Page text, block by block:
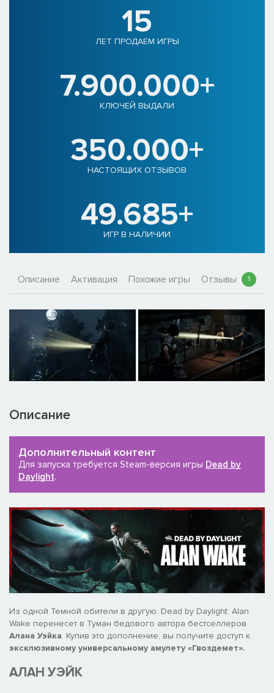
15
ЛЕТ ПРОДАЕМ ИГРЫ
7.900.000+
КЛЮЧЕЙ ВЫДАЛИ
350.000+
НАСТОЯЩИХ ОТЗЫВОВ
49.685+
ИГР В НАЛИЧИИ
Описание Активация Похожие игры Отзывы 1
Описание
Дополнительный контент
Для запуска требуется Steam-версия игры Dead by
Daylight.
Из одной Темной обители в другую. Dead by Daylight: Alan
Wake перенесет в Туман бедового автора бестселлеров
Алана Уэйка. Купив это дополнение, вы получите доступ к
эксклюзивному универсальному амулету «Гвоздемет».
АЛАН УЭЙК